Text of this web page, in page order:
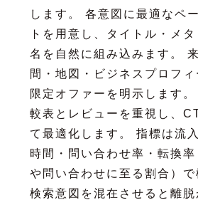
します。 各意図に最適なペ
トを用意し、タイトル・メ
名を自然に組み込みます。
間・地図・ビジネスプロフ
限定オファーを明示します
較表とレビューを重視し、
て最適化します。 指標は流
時間・問い合わせ率・転換
や問い合わせに至る割合）で
検索意図を混在させると離脱